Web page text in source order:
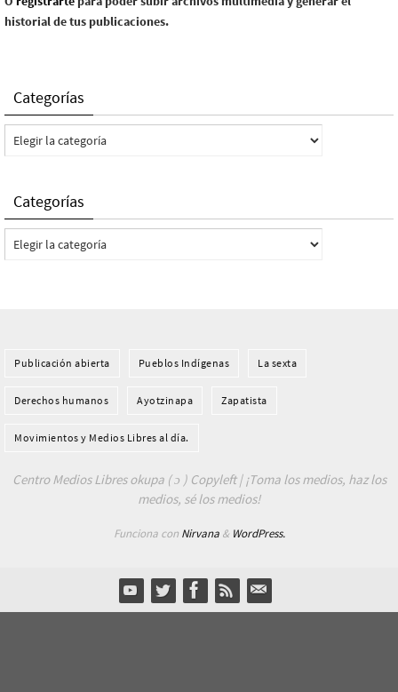
historial de tus publicaciones.
Categorías
Categorías
Categorías
Categorías
Publicación abierta Pueblos Indí­genas La sexta
Derechos humanos Ayotzinapa Zapatista
Movimientos y Medios Libres al día.
Centro Medios Libres okupa ( ɔ ) Copyleft | ¡Toma los medios, haz los
medios, sé los medios!
Funciona con Nirvana& WordPress.